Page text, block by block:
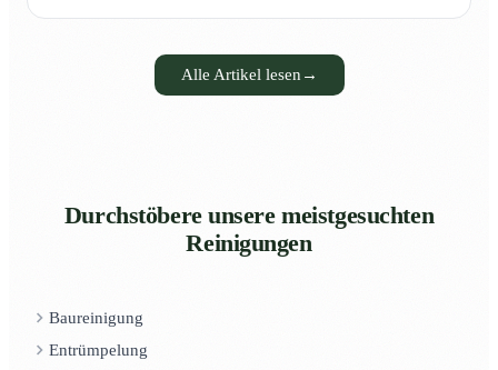
Alle Artikel lesen →
Durchstöbere unsere meistgesuchten
Reinigungen
Baureinigung
Entrümpelung